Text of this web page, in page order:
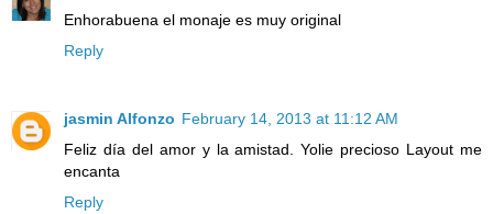
Enhorabuena el monaje es muy original
Reply
jasmin Alfonzo February 14, 2013 at 11:12 AM
Feliz día del amor y la amistad. Yolie precioso Layout me
encanta
Reply